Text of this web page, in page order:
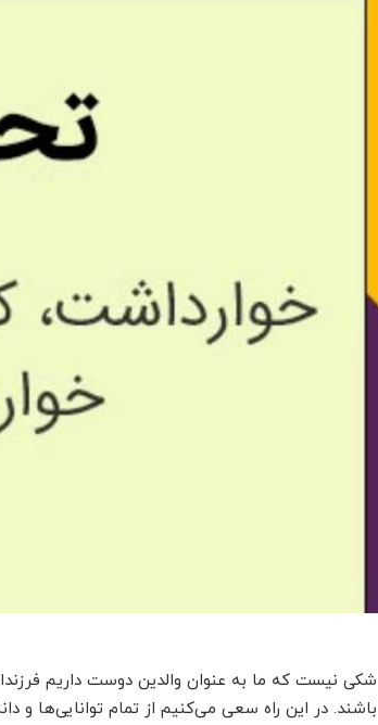
شکی نیست که ما به عنوان والدین دوست داریم
باشند. در این راه سعی می‌کنیم از تمام توانایی‌ها و